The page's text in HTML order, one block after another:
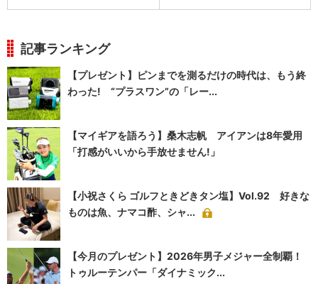
記事ランキング
【プレゼント】ピンまでを測るだけの時代は、もう終
わった! “プラスワン”の「レー...
【マイギアを語ろう】桑木志帆 アイアンは8年愛用
「打感がいいから手放せません!」
【小祝さくら ゴルフときどきタン塩】Vol.92 好きな
ものは魚、ナマコ酢、シャ...
【今月のプレゼント】2026年男子メジャー全制覇！
トゥルーテンパー「ダイナミック...